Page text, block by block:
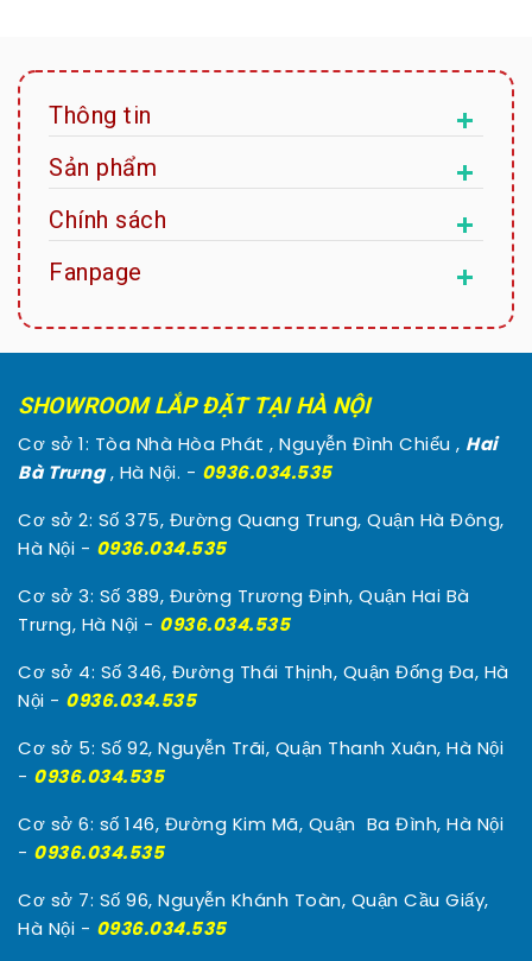
Thông tin
Sản phẩm
Chính sách
Fanpage
SHOWROOM LẮP ĐẶT TẠI HÀ NỘI
Cơ sở 1: Tòa Nhà Hòa Phát , Nguyễn Đình Chiểu , Hai
Bà Trưng, Hà Nội. - 0936.034.535
Cơ sở 2: Số 375, Đường Quang Trung, Quận Hà Đông,
Hà Nội - 0936.034.535
Cơ sở 3: Số 389, Đường Trương Định, Quận Hai Bà
Trưng, Hà Nội - 0936.034.535
Cơ sở 4: Số 346, Đường Thái Thịnh, Quận Đống Đa, Hà
Nội - 0936.034.535
Cơ sở 5: Số 92, Nguyễn Trãi, Quận Thanh Xuân, Hà Nội
- 0936.034.535
Cơ sở 6: số 146, Đường Kim Mã, Quận Ba Đình, Hà Nội
- 0936.034.535
Cơ sở 7: Số 96, Nguyễn Khánh Toàn, Quận Cầu Giấy,
Hà Nội - 0936.034.535